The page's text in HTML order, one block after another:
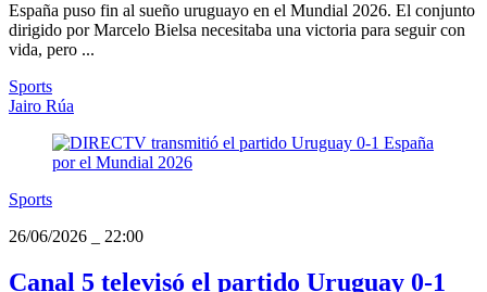
España puso fin al sueño uruguayo en el Mundial 2026. El conjunto
dirigido por Marcelo Bielsa necesitaba una victoria para seguir con
vida, pero ...
Sports
Jairo Rúa
Sports
26/06/2026
22:00
Canal 5 televisó el partido Uruguay 0-1